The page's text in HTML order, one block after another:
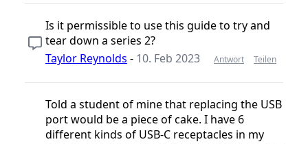
Is it permissible to use this guide to try and
tear down a series 2?
Taylor Reynolds - 10. Feb 2023 Antwort Teilen
Told a student of mine that replacing the USB
port would be a piece of cake. I have 6
different kinds of USB-C receptacles in my